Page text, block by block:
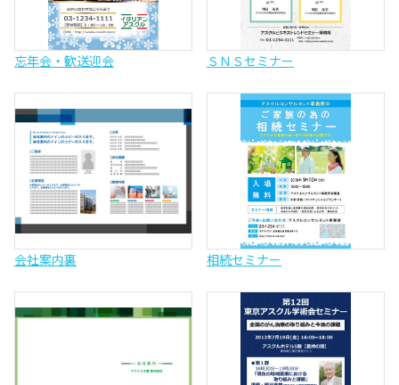
忘年会・歓送迎会 ＳＮＳセミナー
会社案内裏 相続セミナー